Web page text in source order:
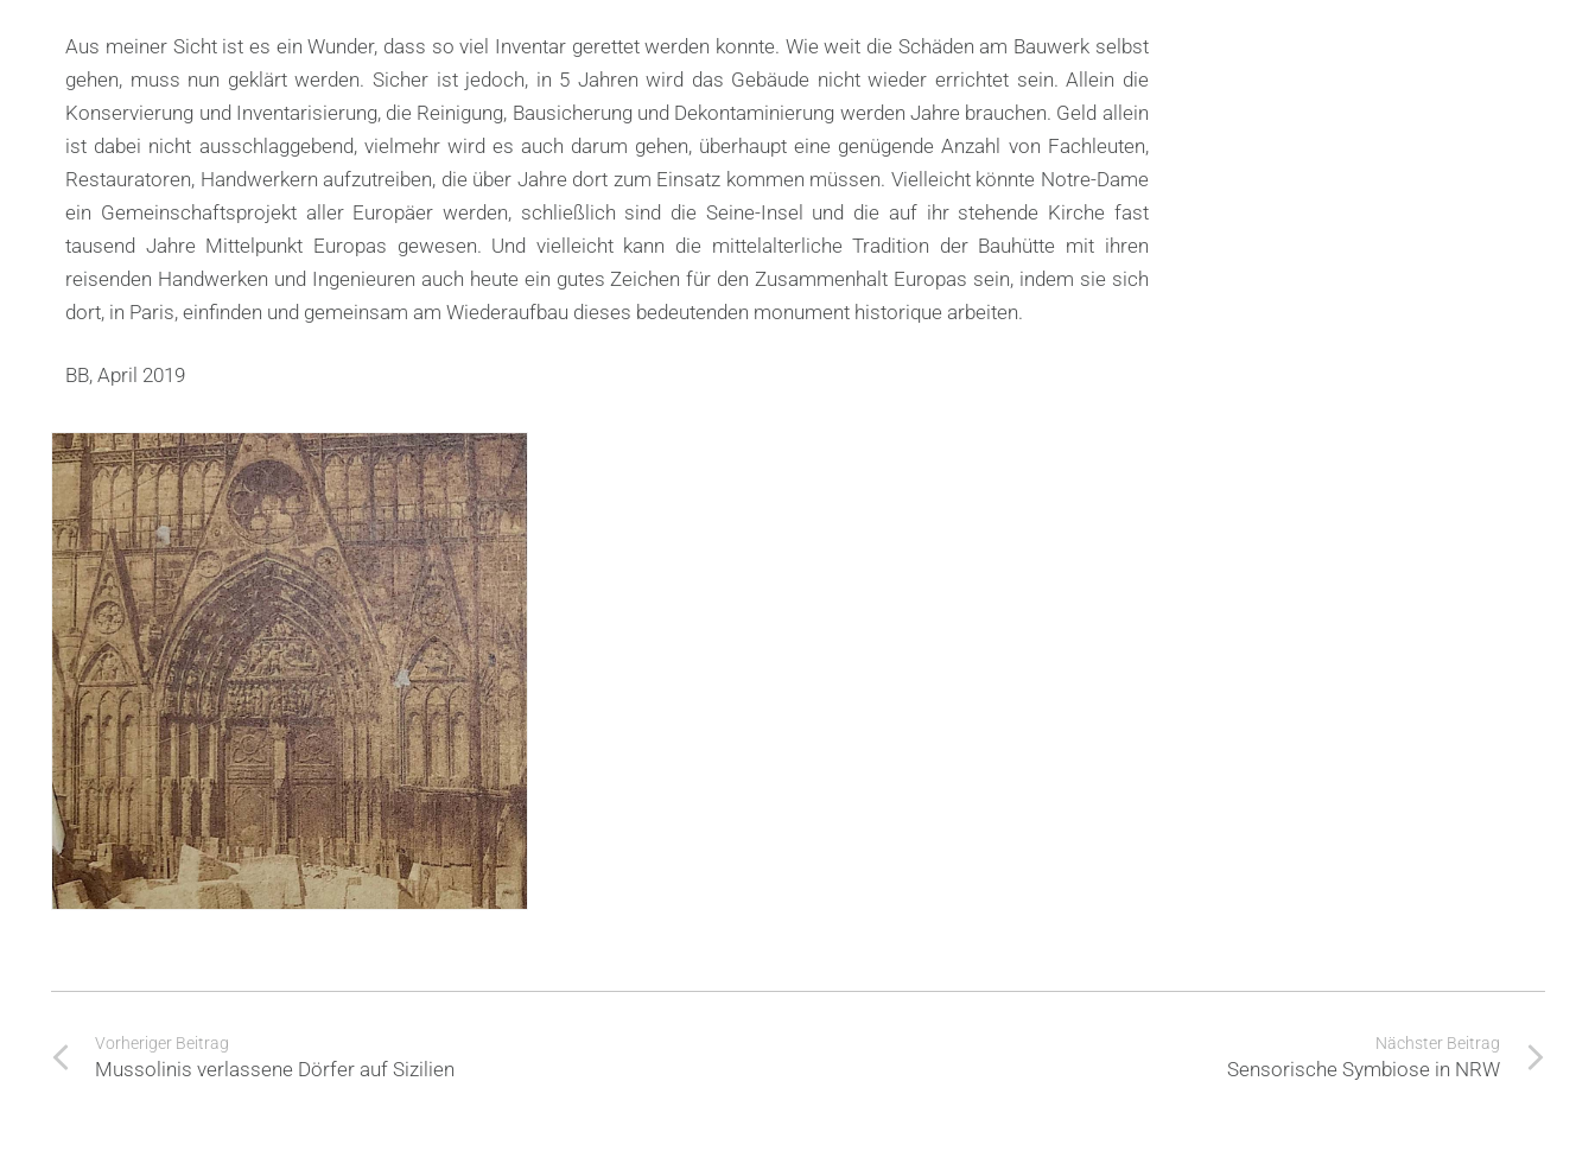
Aus meiner Sicht ist es ein Wunder, dass so viel Inventar gerettet werden konnte. Wie weit die Schäden am Bauwerk selbst
gehen, muss nun geklärt werden. Sicher ist jedoch, in 5 Jahren wird das Gebäude nicht wieder errichtet sein. Allein die
Konservierung und Inventarisierung, die Reinigung, Bausicherung und Dekontaminierung werden Jahre brauchen. Geld allein
ist dabei nicht ausschlaggebend, vielmehr wird es auch darum gehen, überhaupt eine genügende Anzahl von Fachleuten,
Restauratoren, Handwerkern aufzutreiben, die über Jahre dort zum Einsatz kommen müssen. Vielleicht könnte Notre-Dame
ein Gemeinschaftsprojekt aller Europäer werden, schließlich sind die Seine-Insel und die auf ihr stehende Kirche fast
tausend Jahre Mittelpunkt Europas gewesen. Und vielleicht kann die mittelalterliche Tradition der Bauhütte mit ihren
reisenden Handwerken und Ingenieuren auch heute ein gutes Zeichen für den Zusammenhalt Europas sein, indem sie sich
dort, in Paris, einfinden und gemeinsam am Wiederaufbau dieses bedeutenden monument historique arbeiten.
BB, April 2019
Vorheriger Beitrag
Mussolinis verlassene Dörfer auf Sizilien
Nächster Beitrag
Sensorische Symbiose in NRW